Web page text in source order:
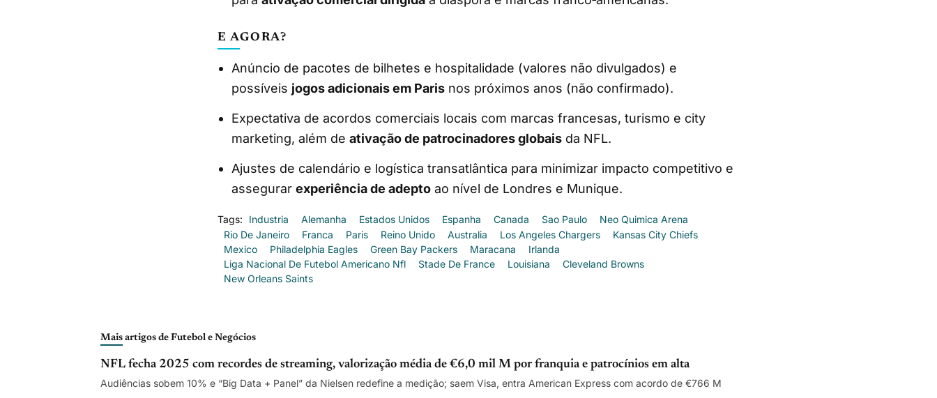
E AGORA?
Anúncio de pacotes de bilhetes e hospitalidade (valores não divulgados) e
possíveis jogos adicionais em Paris nos próximos anos (não confirmado).
Expectativa de acordos comerciais locais com marcas francesas, turismo e city
marketing, além de ativação de patrocinadores globais da NFL.
Ajustes de calendário e logística transatlântica para minimizar impacto competitivo e
assegurar experiência de adepto ao nível de Londres e Munique.
Tags: Industria Alemanha Estados Unidos Espanha Canada Sao Paulo
Neo Quimica Arena
Rio De Janeiro
Franca Paris Reino Unido Australia Los Angeles Chargers
Kansas City Chiefs
Mexico
Philadelphia Eagles Green Bay Packers Maracana
Irlanda
Liga Nacional De Futebol Americano Nfl
Stade De France Louisiana
Cleveland Browns
New Orleans Saints
Mais artigos de Futebol e Negócios
NFL fecha 2025 com recordes de streaming, valorização média de €6,0 mil M por franquia e patrocínios em alta
Audiências sobem 10% e “Big Data + Panel” da Nielsen redefine a medição; saem Visa, entra American Express com acordo de €766 M